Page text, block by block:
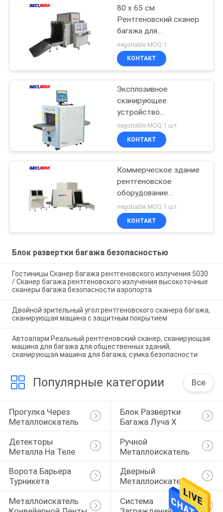
80 x 65 см
Рентгеновский сканер
багажа для
коммерческих зданий
negotiable MOQ:1
КОНТАКТ
Эксплозивное
сканирующее
устройство
безопасности
аэропорта
рентгеновский сканер
для гостиниц
аэропортные сканеры
безопасности
negotiable MOQ:1 шт.
КОНТАКТ
Коммерческое здание
рентгеновское
оборудование
безопасности
аэропорта сканер
багажа
эксплуатация с 24-
negotiable MOQ:1 шт.
КОНТАКТ
Блок развертки багажа безопасностью
Гостиницы Сканер багажа рентгеновского излучения 5030
/ Сканер багажа рентгеновского излучения высокоточные
сканеры багажа безопасности аэропорта
Двойной зрительный угол рентгеновского сканера багажа,
сканирующая машина с защитным покрытием
Автоаларм Реальный рентгеновский сканер, сканирующая
машина для багажа для общественных зданий,
сканирующая машина для багажа, сумка безопасности
Популярные категории Все
Прогулка Через
Металлоискатель
Блок Развертки
Багажа Луча X
Детекторы
Металла На Теле
Ручной
Металлоискатель
Ворота Барьера
Турникета
Дверный
Металлоискатель
Металлоискатель
Система